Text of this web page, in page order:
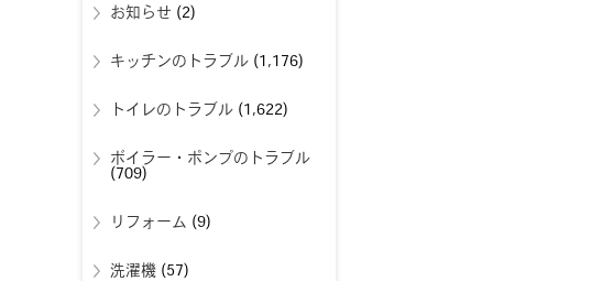
お知らせ (2)
キッチンのトラブル(1,176)
トイレのトラブル(1,622)
ボイラー・ポンプのトラブル
(709)
リフォーム (9)
洗濯機(57)